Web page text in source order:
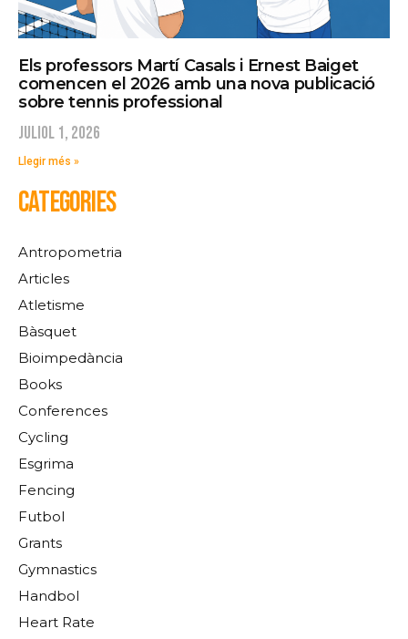
Els professors Martí Casals i Ernest Baiget
comencen el 2026 amb una nova publicació
sobre tennis professional
juliol 1, 2026
Llegir més »
CATEGORIES
Antropometria
Articles
Atletisme
Bàsquet
Bioimpedància
Books
Conferences
Cycling
Esgrima
Fencing
Futbol
Grants
Gymnastics
Handbol
Heart Rate